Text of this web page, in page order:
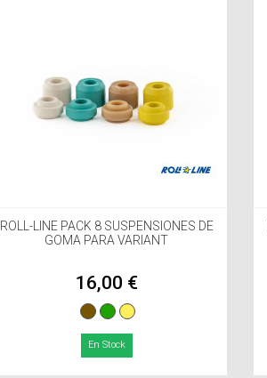
ROLL-LINE PACK 8 SUSPENSIONES DE
GOMA PARA VARIANT
16,00 €
En Stock